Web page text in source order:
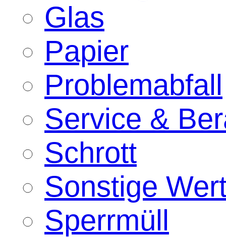
Glas
Papier
Problemabfall
Service &
Schrott
Sonstige
Sperrmüll